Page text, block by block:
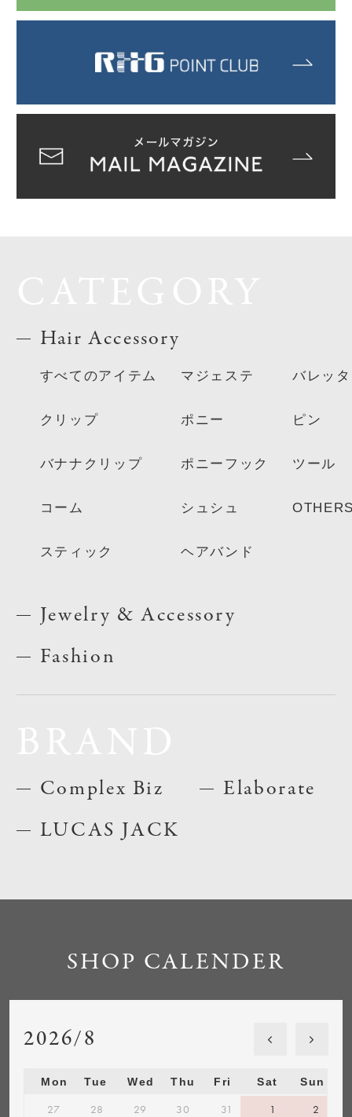
Hair Accessory
すべてのアイテム
クリップ
バナナクリップ
コーム
スティック
マジェステ
ポニー
ポニーフック
シュシュ
ヘアバンド
バレッタ
ピン
ツール
Jewelry & Accessory
Fashion
Complex Biz
LUCAS JACK
Elaborate
SHOP CALENDER
2026/8
Mon Tue Wed Thu Fri Sat Sun
27 28 29 30 31 1 2